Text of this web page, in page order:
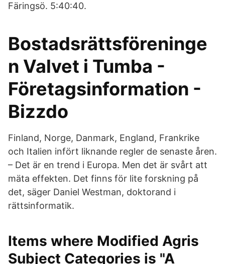
Färingsö. 5:40:40.
Bostadsrättsföreninge
n Valvet i Tumba -
Företagsinformation -
Bizzdo
Finland, Norge, Danmark, England, Frankrike
och Italien infört liknande regler de senaste åren.
– Det är en trend i Europa. Men det är svårt att
mäta effekten. Det finns för lite forskning på
det, säger Daniel Westman, doktorand i
rättsinformatik.
Items where Modified Agris
Subject Categories is "A